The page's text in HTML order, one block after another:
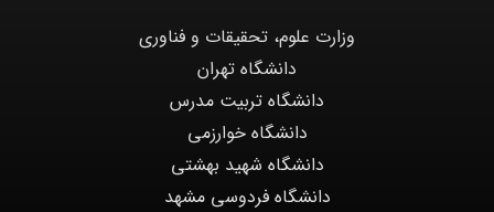
وزارت علوم، تحقیقات و فناوری
دانشگاه تهران
دانشگاه تربیت مدرس
دانشگاه خوارزمی
دانشگاه شهید بهشتی
دانشگاه فردوسی مشهد